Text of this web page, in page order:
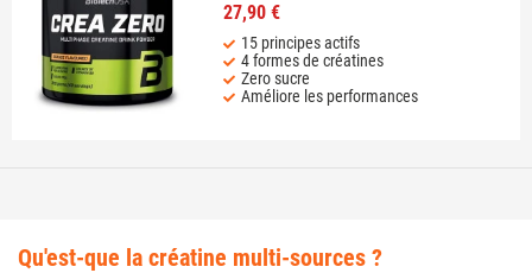
27,90 €
15 principes actifs
4 formes de créatines
Zero sucre
Améliore les performances
qu'est-que la créatine multi-sources ?